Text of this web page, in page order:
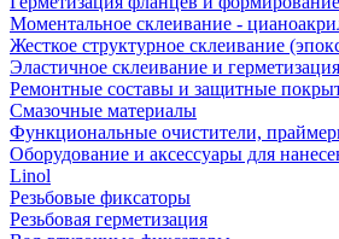
Моментальное склеивание -
Жесткое структурное склеивание
Эластичное склеивание и герметизация
Ремонтные составы и защитные
Смазочные материалы
Функциональные очистители,
Оборудование и аксессуары для
Linol
Резьбовые фиксаторы
Резьбовая герметизация